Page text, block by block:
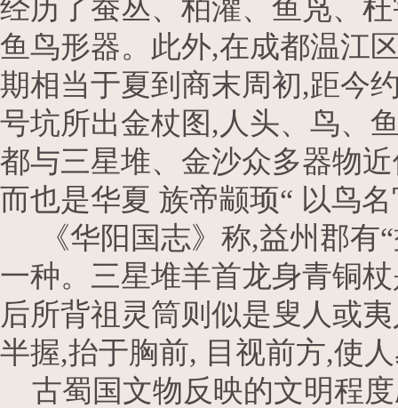
经历了蚕丛、柏灌、鱼凫、
鱼鸟形器。此外,在成都温
期相当于夏到商末周初,距今
号坑所出金杖图,人头、鸟、
都与三星堆、金沙众多器物
而也是华夏 族帝颛顼“ 以鸟
《华阳国志》称,益州郡有“
一种。三星堆羊首龙身青铜
后所背祖灵筒则似是叟人或
半握,抬于胸前, 目视前方,使
古蜀国文物反映的文明程度